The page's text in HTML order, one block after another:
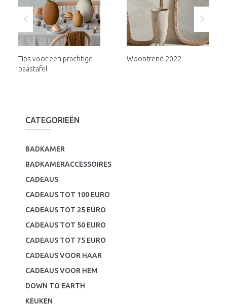
Tips voor een prachtige
paastafel
Woontrend 2022
CATEGORIEËN
BADKAMER
BADKAMERACCESSOIRES
CADEAUS
CADEAUS TOT 100 EURO
CADEAUS TOT 25 EURO
CADEAUS TOT 50 EURO
CADEAUS TOT 75 EURO
CADEAUS VOOR HAAR
CADEAUS VOOR HEM
DOWN TO EARTH
KEUKEN